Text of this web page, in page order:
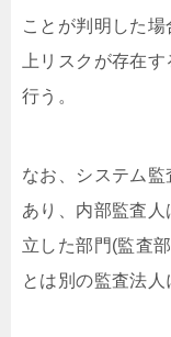
ことが判明した
上リスクが存在
行う。
なお、システム
あり、内部監査
立した部門(監査
とは別の監査法人